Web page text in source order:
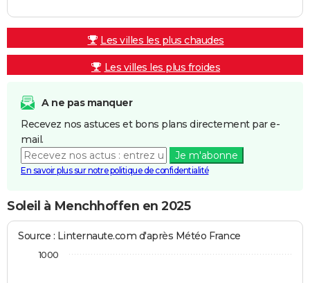
Les villes les plus chaudes
Les villes les plus froides
A ne pas manquer
Recevez nos astuces et bons plans directement par e-
mail.
Je m'abonne
En savoir plus sur notre politique de confidentialité
Soleil à Menchhoffen en 2025
Source : Linternaute.com d'après Météo France
1000